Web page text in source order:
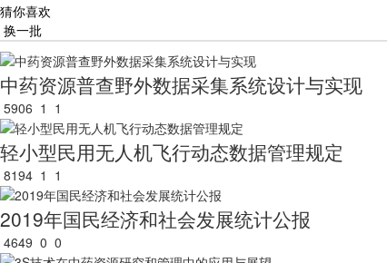
猜你喜欢
换一批
中药资源普查野外数据采集系统设计与实现
5906 1 1
轻小型民用无人机飞行动态数据管理规定
8194 1 1
2019年国民经济和社会发展统计公报
4649 0 0